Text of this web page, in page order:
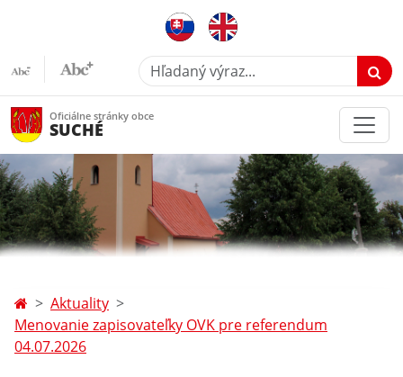
Hľadaný výraz...
Oficiálne stránky obce
SUCHÉ
Aktuality
Menovanie zapisovateľky OVK pre referendum
04.07.2026